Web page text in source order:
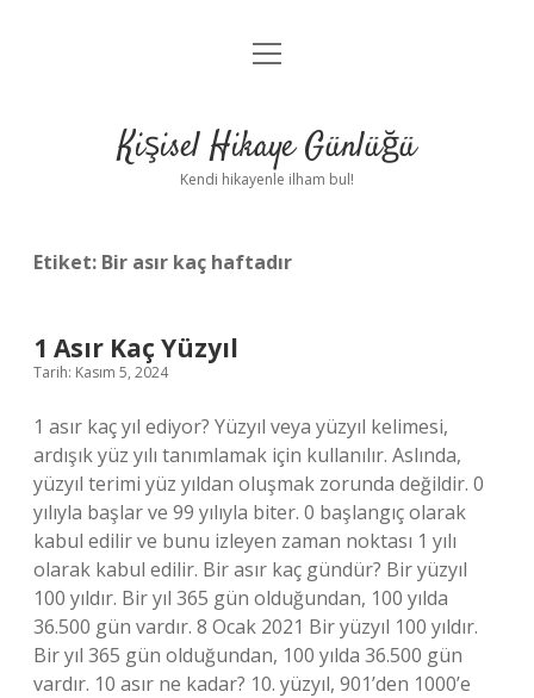
Anasayfa
Yasal Uyarı
menüyü
Kişisel Hikaye Günlüğü
Kendi hikayenle ilham bul!
Etiket: Bir asır kaç haftadır
1 Asır Kaç Yüzyıl
Tarih: Kasım 5, 2024
1 asır kaç yıl ediyor? Yüzyıl veya yüzyıl kelimesi,
ardışık yüz yılı tanımlamak için kullanılır. Aslında,
yüzyıl terimi yüz yıldan oluşmak zorunda değildir. 0
yılıyla başlar ve 99 yılıyla biter. 0 başlangıç ​​olarak
kabul edilir ve bunu izleyen zaman noktası 1 yılı
olarak kabul edilir. Bir asır kaç gündür? Bir yüzyıl
100 yıldır. Bir yıl 365 gün olduğundan, 100 yılda
36.500 gün vardır. 8 Ocak 2021 Bir yüzyıl 100 yıldır.
Bir yıl 365 gün olduğundan, 100 yılda 36.500 gün
vardır. 10 asır ne kadar? 10. yüzyıl, 901’den 1000’e